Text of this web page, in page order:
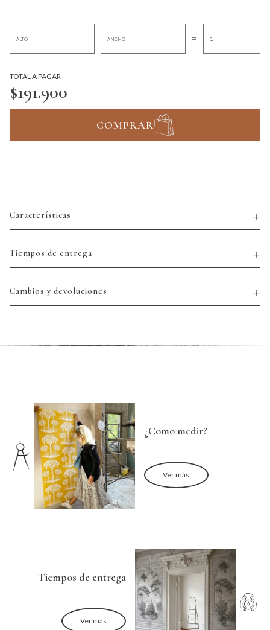
=
TOTAL A PAGAR
$191.900
COMPRAR
Características
Tiempos de entrega
Cambios y devoluciones
¿Como medir?
Ver más
Tiempos de entrega
Ver más